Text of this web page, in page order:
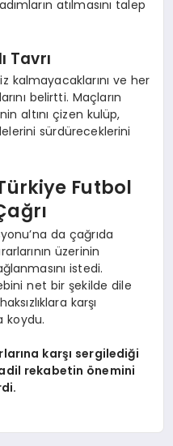
atılmasını talep
Tavrı
kalmayacaklarını ve her
belirtti. Maçların
altını çizen kulüp,
sürdüreceklerini
Futbol
da çağrıda
üzerinin
istedi.
net bir şekilde dile
karşı
koydu.
karşı sergilediği
rekabetin önemini